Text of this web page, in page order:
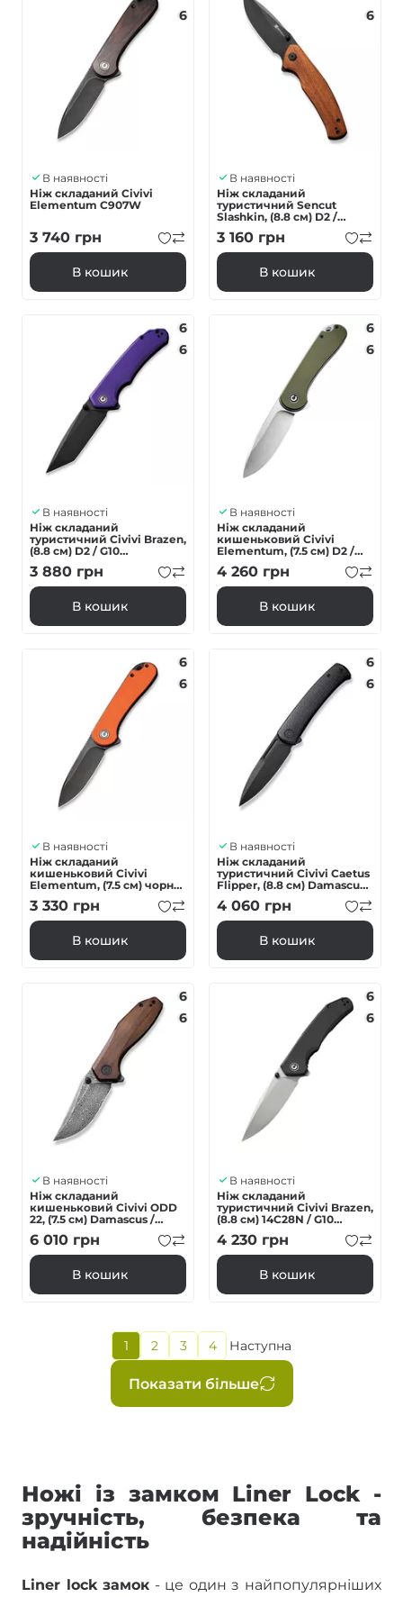
6
В наявності
Ніж складаний Civivi
Elementum C907W
3 740 грн
В кошик
6
В наявності
Ніж складаний
туристичний Sencut
Slashkin, (8.8 см) D2 /
Cuibourtia Wood
3 160 грн
В кошик
6
6
В наявності
Ніж складаний
туристичний Civivi Brazen,
(8.8 см) D2 / G10
фіолетовий
3 880 грн
В кошик
6
6
В наявності
Ніж складаний
кишеньковий Civivi
Elementum, (7.5 см) D2 /
G10 оливковий
4 260 грн
В кошик
6
6
В наявності
Ніж складаний
кишеньковий Civivi
Elementum, (7.5 см) чорне
лезо D2 / G10
помаранчевий
3 330 грн
В кошик
6
6
В наявності
Ніж складаний
туристичний Civivi Caetus
Flipper, (8.8 см) Damascus /
Carbon Fiber
4 060 грн
В кошик
6
6
В наявності
Ніж складаний
кишеньковий Civivi ODD
22, (7.5 см) Damascus /
Guibourtia Wood
6 010 грн
В кошик
6
6
В наявності
Ніж складаний
туристичний Civivi Brazen,
(8.8 см) 14C28N / G10
чорний
4 230 грн
В кошик
Розбивка
на
сторінки
Показати більше
Поточна
сторінка
1
Page
2
Page
3
Page
4
Наступна
сторінка
Наступна
Ножі із замком Liner Lock -
зручність, безпека та
надійність
Liner lock замок - це один з найпопулярніших